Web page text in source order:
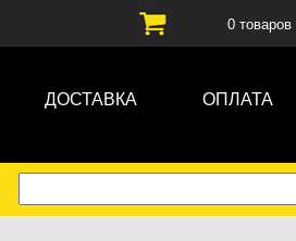
0товаров |
ДОСТАВКА ОПЛАТА